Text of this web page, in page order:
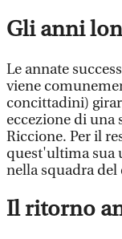
Gli anni
Le annate
viene
concittadini)
eccezione di una
Riccione. Per il
quest'ultima sua
nella squadra del
Il ritorno